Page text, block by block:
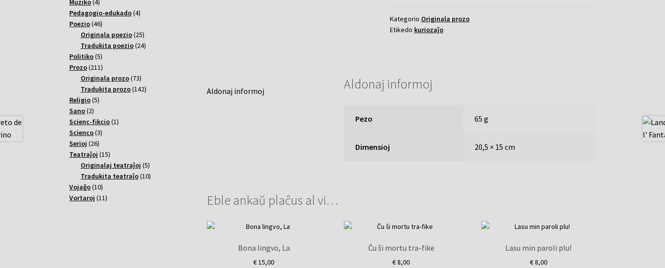
kvanto
Kategorio Originala prozo
Etikedo kuriozaĵo
Aldonaj informoj Aldonaj informoj
Pezo 65 g
Dimensioj 20,5 × 15 cm
Eble ankaŭ plaĉus al vi…
Bona lingvo, La
€15,00
Ĉu ŝi mortu tra-fike
€8,00
Lasu min paroli plu!
€8,00
Muziko 4
varoj
Pedagogio-edukado 44
Poezio 4646
varoj
Originala poezio 2525
varoj
Tradukita poezio 2424
Politiko 55
varoj
Prozo 211211
varoj
Originala prozo 7373
varoj
Tradukita prozo 142142
Religio 55
Sano 22
varoj
Scienc-fikcio 11
Scienco 33
Serioj 2626
varoj
Teatraĵoj 1515
varoj
Originalaj teatraĵoj 55
varoj
Tradukita teatraĵo 1010
Vojaĝo 1010
varoj
Vortaroj 1111